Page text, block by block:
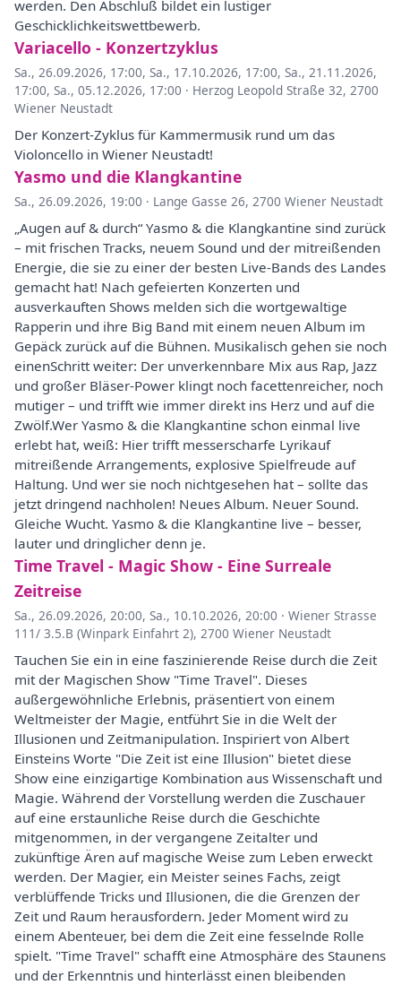
werden. Den Abschluß bildet ein lustiger
Geschicklichkeitswettbewerb.
Variacello - Konzertzyklus
Sa., 26.09.2026, 17:00, Sa., 17.10.2026, 17:00, Sa., 21.11.2026,
17:00, Sa., 05.12.2026, 17:00 · Herzog Leopold Straße 32, 2700
Wiener Neustadt
Der Konzert-Zyklus für Kammermusik rund um das
Violoncello in Wiener Neustadt!
Yasmo und die Klangkantine
Sa., 26.09.2026, 19:00 · Lange Gasse 26, 2700 Wiener Neustadt
„Augen auf & durch“ Yasmo & die Klangkantine sind zurück
– mit frischen Tracks, neuem Sound und der mitreißenden
Energie, die sie zu einer der besten Live-Bands des Landes
gemacht hat! Nach gefeierten Konzerten und
ausverkauften Shows melden sich die wortgewaltige
Rapperin und ihre Big Band mit einem neuen Album im
Gepäck zurück auf die Bühnen. Musikalisch gehen sie noch
einenSchritt weiter: Der unverkennbare Mix aus Rap, Jazz
und großer Bläser-Power klingt noch facettenreicher, noch
mutiger – und trifft wie immer direkt ins Herz und auf die
Zwölf.Wer Yasmo & die Klangkantine schon einmal live
erlebt hat, weiß: Hier trifft messerscharfe Lyrikauf
mitreißende Arrangements, explosive Spielfreude auf
Haltung. Und wer sie noch nichtgesehen hat – sollte das
jetzt dringend nachholen! Neues Album. Neuer Sound.
Gleiche Wucht. Yasmo & die Klangkantine live – besser,
lauter und dringlicher denn je.
Time Travel - Magic Show - Eine Surreale
Zeitreise
Sa., 26.09.2026, 20:00, Sa., 10.10.2026, 20:00 · Wiener Strasse
111/ 3.5.B (Winpark Einfahrt 2), 2700 Wiener Neustadt
Tauchen Sie ein in eine faszinierende Reise durch die Zeit
mit der Magischen Show "Time Travel". Dieses
außergewöhnliche Erlebnis, präsentiert von einem
Weltmeister der Magie, entführt Sie in die Welt der
Illusionen und Zeitmanipulation. Inspiriert von Albert
Einsteins Worte "Die Zeit ist eine Illusion" bietet diese
Show eine einzigartige Kombination aus Wissenschaft und
Magie. Während der Vorstellung werden die Zuschauer
auf eine erstaunliche Reise durch die Geschichte
mitgenommen, in der vergangene Zeitalter und
zukünftige Ären auf magische Weise zum Leben erweckt
werden. Der Magier, ein Meister seines Fachs, zeigt
verblüffende Tricks und Illusionen, die die Grenzen der
Zeit und Raum herausfordern. Jeder Moment wird zu
einem Abenteuer, bei dem die Zeit eine fesselnde Rolle
spielt. "Time Travel" schafft eine Atmosphäre des Staunens
und der Erkenntnis und hinterlässt einen bleibenden